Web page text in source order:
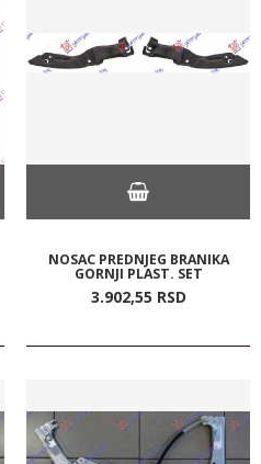
NOSAC PREDNJEG BRANIKA
GORNJI PLAST. SET
3.902,55 RSD